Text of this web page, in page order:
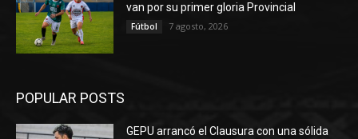
van por su primer gloria Provincial
Fútbol 7 agosto, 2026
POPULAR POSTS
GEPU arrancó el Clausura con una sólida